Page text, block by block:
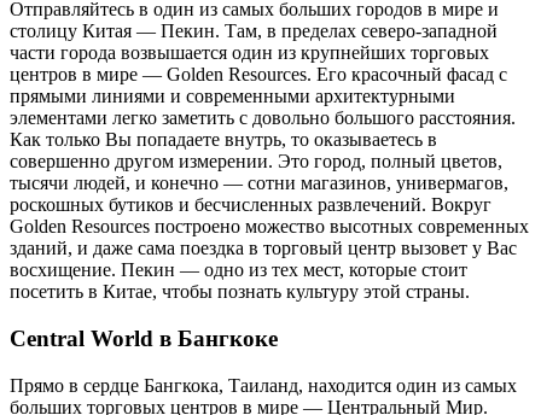
Отправляйтесь в один из самых больших городов в мире и
столицу Китая — Пекин. Там, в пределах северо-западной
части города возвышается один из крупнейших торговых
центров в мире — Golden Resources. Его красочный фасад с
прямыми линиями и современными архитектурными
элементами легко заметить с довольно большого расстояния.
Как только Вы попадаете внутрь, то оказываетесь в
совершенно другом измерении. Это город, полный цветов,
тысячи людей, и конечно — сотни магазинов, универмагов,
роскошных бутиков и бесчисленных развлечений. Вокруг
Golden Resources построено можество высотных современных
зданий, и даже сама поездка в торговый центр вызовет у Вас
восхищение. Пекин — одно из тех мест, которые стоит
посетить в Китае, чтобы познать культуру этой страны.
Central World в Бангкоке
Прямо в сердце Бангкока, Таиланд, находится один из самых
больших торговых центров в мире — Центральный Мир.